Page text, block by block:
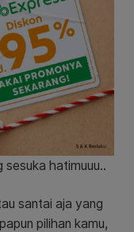
sesuka hatimuuu..
santai aja yang
pilihan kamu,